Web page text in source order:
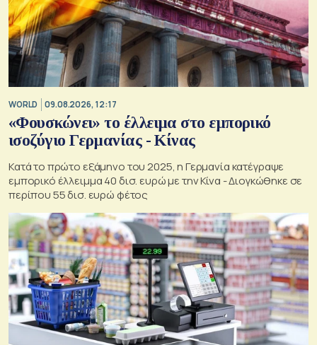
WORLD 09.08.2026, 12:17
«Φουσκώνει» το έλλειμα στο εμπορικό
ισοζύγιο Γερμανίας - Κίνας
Κατά το πρώτο εξάμηνο του 2025, η Γερμανία κατέγραψε
εμπορικό έλλειμμα 40 δισ. ευρώ με την Κίνα - Διογκώθηκε σε
περίπου 55 δισ. ευρώ φέτος